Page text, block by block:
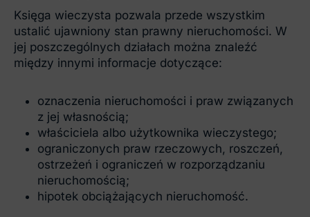
Księga wieczysta pozwala przede wszystkim
ustalić ujawniony stan prawny nieruchomości. W
jej poszczególnych działach można znaleźć
między innymi informacje dotyczące:
oznaczenia nieruchomości i praw związanych
z jej własnością;
właściciela albo użytkownika wieczystego;
ograniczonych praw rzeczowych, roszczeń,
ostrzeżeń i ograniczeń w rozporządzaniu
nieruchomością;
hipotek obciążających nieruchomość.